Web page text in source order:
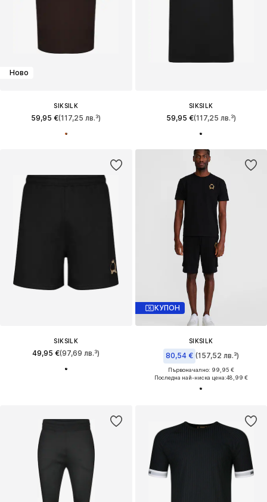
Ново
SIKSILK
59,95 €(117,25 лв.³)
SIKSILK
59,95 €(117,25 лв.³)
SIKSILK
49,95 €(97,69 лв.³)
КУПОН
SIKSILK
80,54 € (157,52 лв.³)
Първоначално: 99,95 €
Последна най-ниска цена:48,99 €